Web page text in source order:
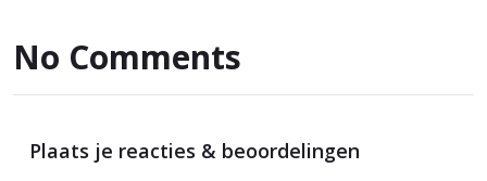
No Comments
Plaats je reacties & beoordelingen